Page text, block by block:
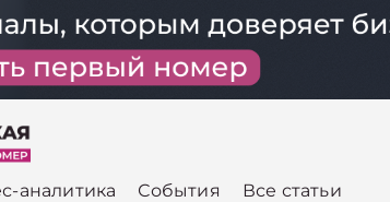
аналитика События Все статьи